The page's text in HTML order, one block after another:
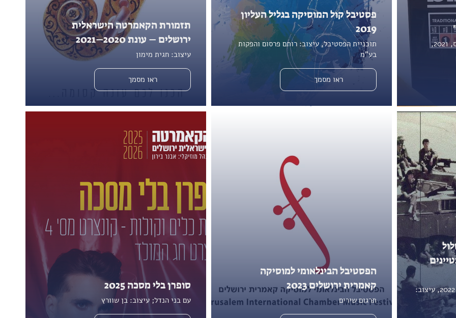
חוברת האלבום של דואו מנטר; נקסוס, 2021,
פסטיבל קול המוסיקה בגליל העליון
2019
תוכניית הפסטיבל, עיצוב: רותם פרסום והפקות
בע"מ
ראו מסמך
תזמורת הקאמרטה הישראלית
ירושלים – עונת 2020–2021
עיצוב: חגית מימון
ראו מסמך
מאת תא"ל (מיל') נחמיה דגן ושות', 2022, עיצוב:
הפסטיבל הבינלאומי למוסיקה
קאמרית ירושלים 2023
תרגום שירים
סופרן בלי מסכה 2025
עם בני הנדל; עיצוב: בן שוורץ